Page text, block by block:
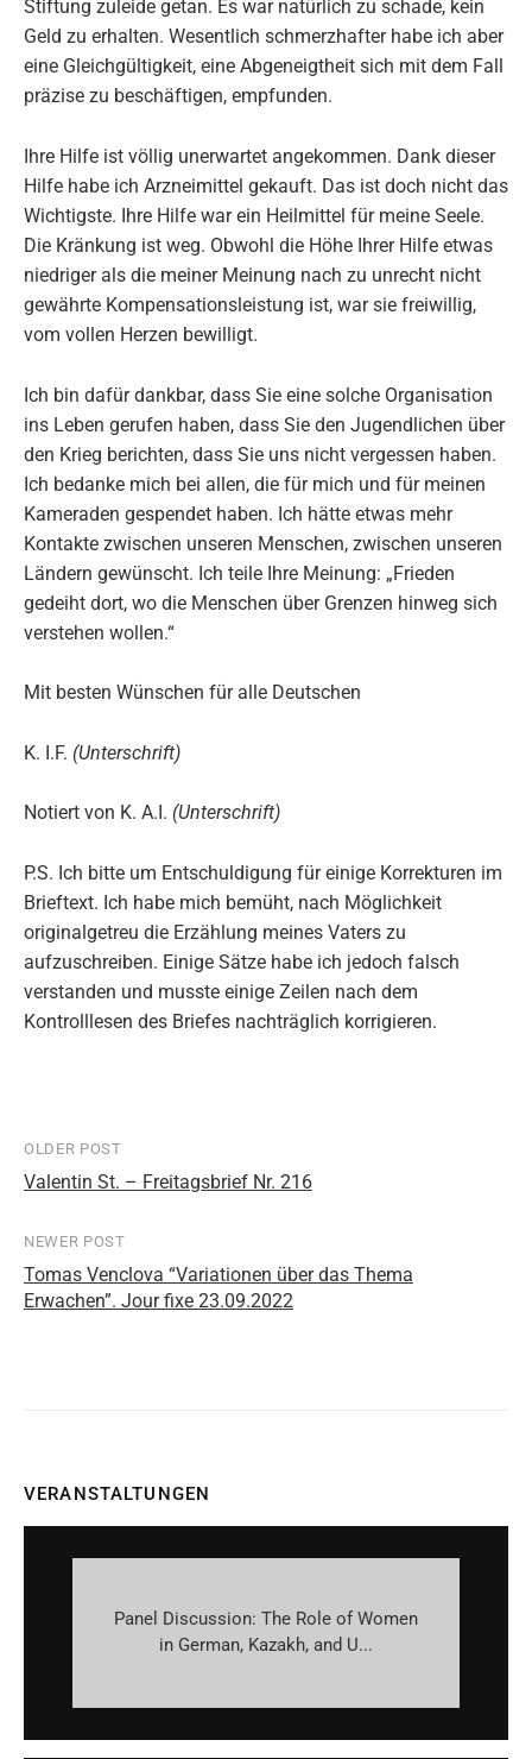
Stiftung zuleide getan. Es war natürlich zu schade, kein
Geld zu erhalten. Wesentlich schmerzhafter habe ich aber
eine Gleichgültigkeit, eine Abgeneigtheit sich mit dem Fall
präzise zu beschäftigen, empfunden.
Ihre Hilfe ist völlig unerwartet angekommen. Dank dieser
Hilfe habe ich Arzneimittel gekauft. Das ist doch nicht das
Wichtigste. Ihre Hilfe war ein Heilmittel für meine Seele.
Die Kränkung ist weg. Obwohl die Höhe Ihrer Hilfe etwas
niedriger als die meiner Meinung nach zu unrecht nicht
gewährte Kompensationsleistung ist, war sie freiwillig,
vom vollen Herzen bewilligt.
Ich bin dafür dankbar, dass Sie eine solche Organisation
ins Leben gerufen haben, dass Sie den Jugendlichen über
den Krieg berichten, dass Sie uns nicht vergessen haben.
Ich bedanke mich bei allen, die für mich und für meinen
Kameraden gespendet haben. Ich hätte etwas mehr
Kontakte zwischen unseren Menschen, zwischen unseren
Ländern gewünscht. Ich teile Ihre Meinung: „Frieden
gedeiht dort, wo die Menschen über Grenzen hinweg sich
verstehen wollen.“
Mit besten Wünschen für alle Deutschen
K. I.F. (Unterschrift)
Notiert von K. A.I. (Unterschrift)
P.S. Ich bitte um Entschuldigung für einige Korrekturen im
Brieftext. Ich habe mich bemüht, nach Möglichkeit
originalgetreu die Erzählung meines Vaters zu
aufzuschreiben. Einige Sätze habe ich jedoch falsch
verstanden und musste einige Zeilen nach dem
Kontrolllesen des Briefes nachträglich korrigieren.
Post
navigation
OLDER POST
Valentin St. – Freitagsbrief Nr. 216
NEWER POST
Tomas Venclova “Variationen über das Thema
Erwachen”. Jour fixe 23.09.2022
VERANSTALTUNGEN
Panel Discussion: The Role of Women
in German, Kazakh, and U...